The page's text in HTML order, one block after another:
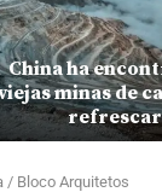
China ha
minas de
refrescar
/ Bloco Arquitetos